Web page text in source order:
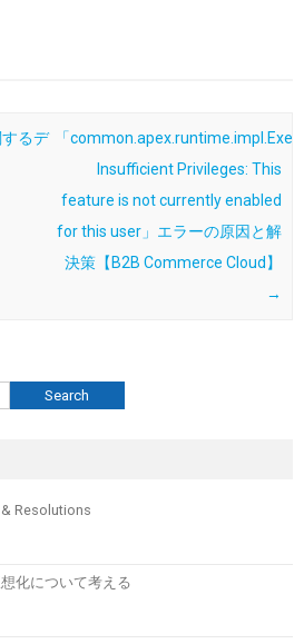
るデ
「
Insufficient Privileges: This
feature is not currently enabled
for this user」エラーの原因と解
決策【B2B Commerce Cloud】
→
Search
Resolutions
化について考える